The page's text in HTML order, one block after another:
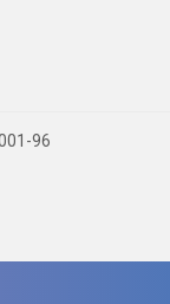
96